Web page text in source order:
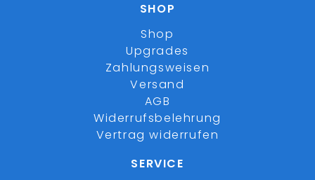
SHOP
Shop
Upgrades
Zahlungsweisen
Versand
AGB
Widerrufsbelehrung
Vertrag widerrufen
SERVICE